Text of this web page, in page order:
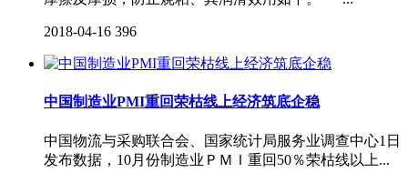
2018-04-16 396
中国制造业PMI重回荣枯线上经济筑底企稳
中国物流与采购联合会、国家统计局服务业调查中心1日
发布数据，10月份制造业ＰＭＩ重回50％荣枯线以上...